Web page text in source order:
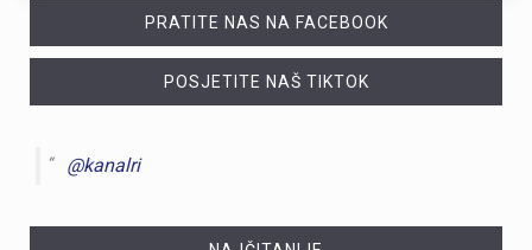
PRATITE NAS NA FACEBOOK
POSJETITE NAŠ TIKTOK
@kanalri